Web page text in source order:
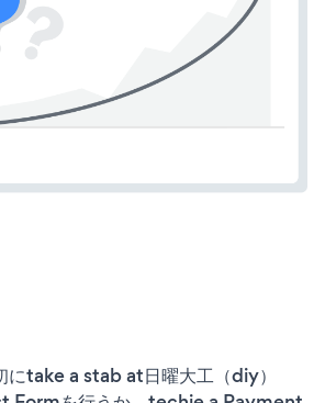
にtake a stab at日曜大工（diy）